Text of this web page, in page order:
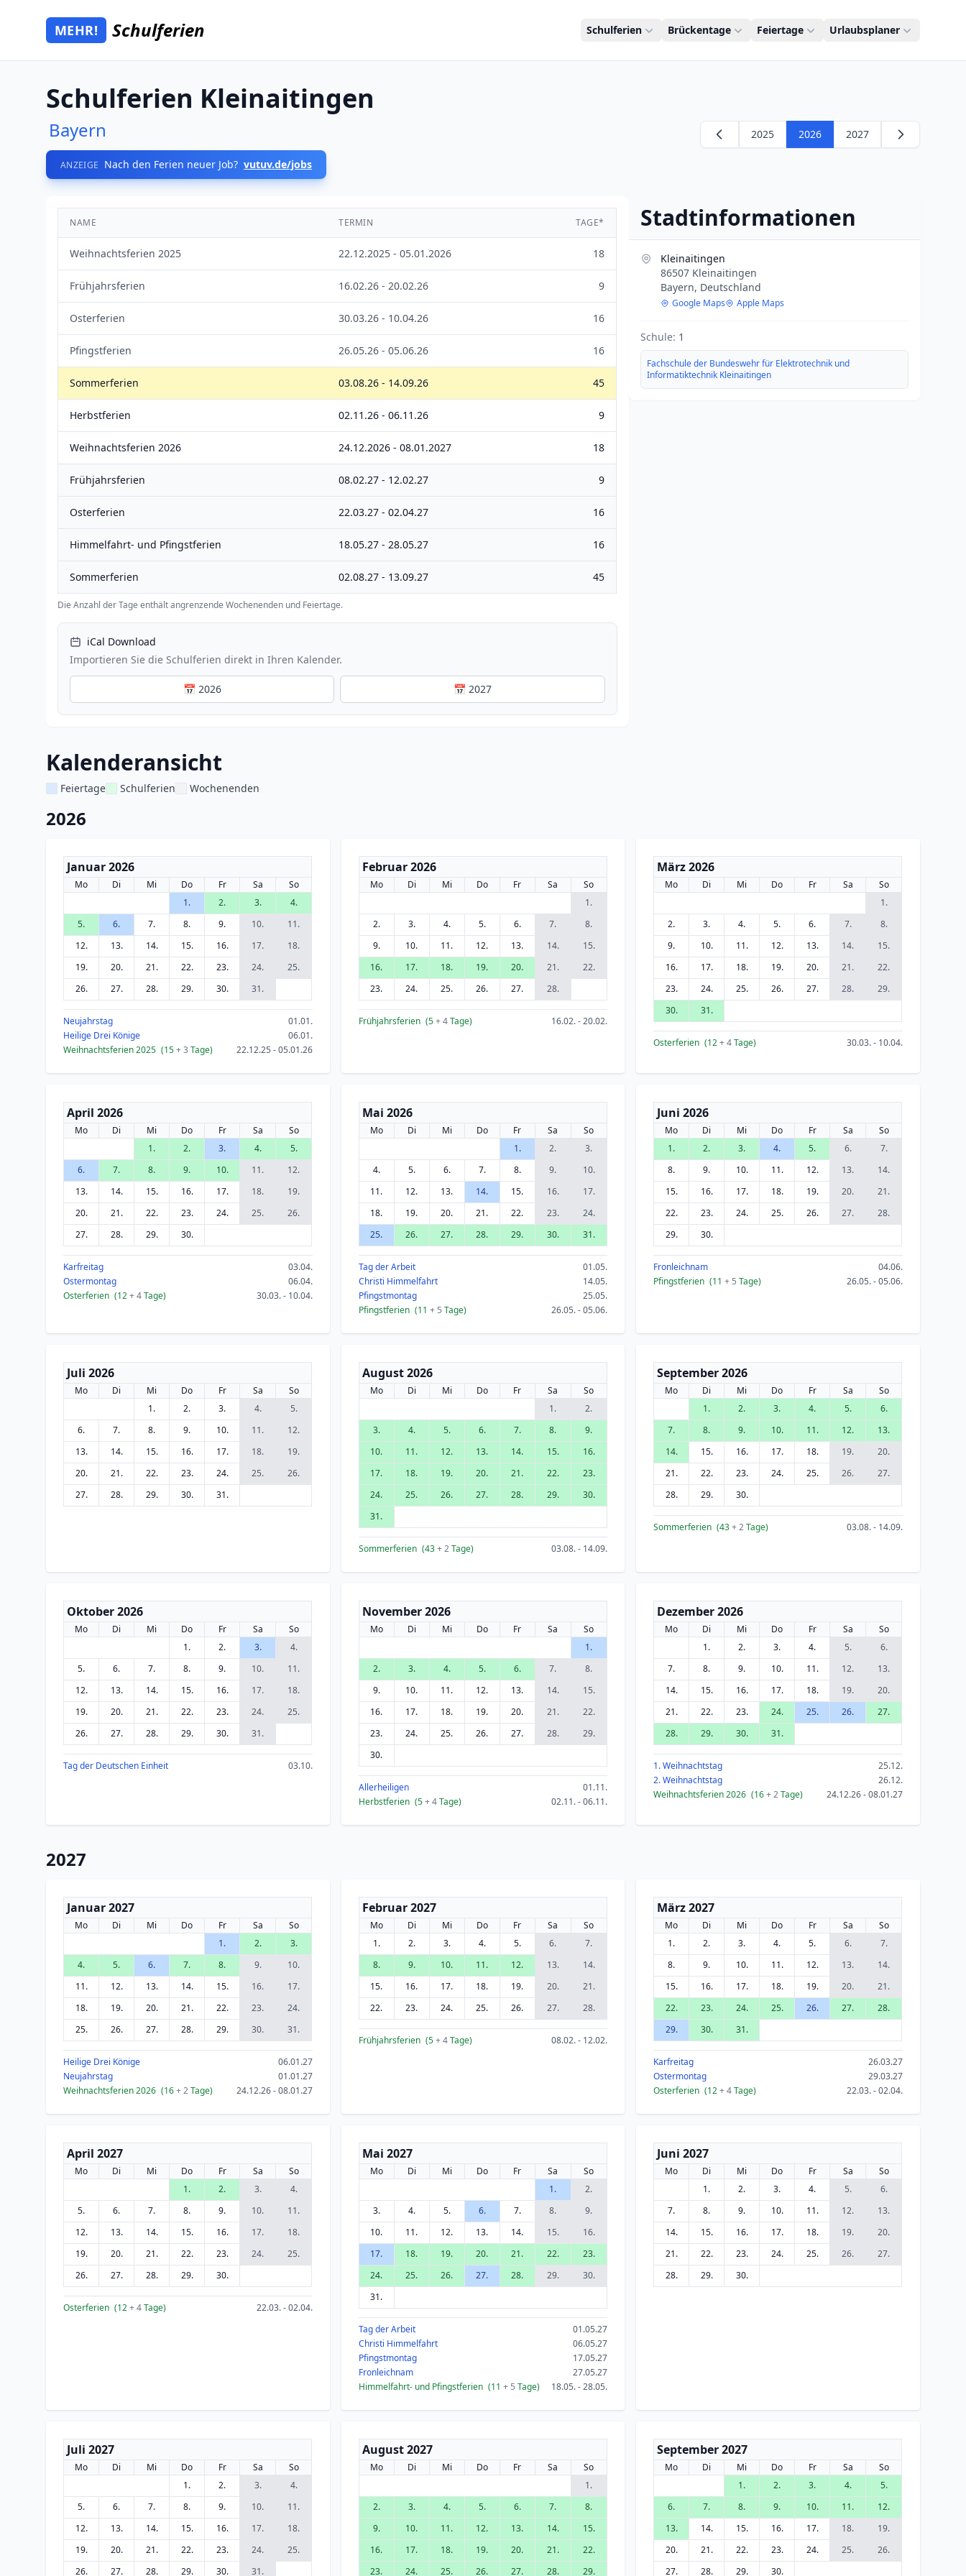
Zum Hauptinhalt springen
Mehr Schulferien
MEHR! Schulferien Schulferien Brückentage Feiertage Urlaubsplaner
Schulferien Kleinaitingen
Bayern
ANZEIGE Nach den Ferien neuer Job? vutuv.de/jobs
2025 2026 2027
NAME TERMIN TAGE*
Weihnachtsferien 2025 22.12.2025 - 05.01.2026 18
Frühjahrsferien 16.02.26 - 20.02.26 9
Osterferien 30.03.26 - 10.04.26 16
Pfingstferien 26.05.26 - 05.06.26 16
Sommerferien 03.08.26 - 14.09.26 45
Herbstferien 02.11.26 - 06.11.26 9
Weihnachtsferien 2026 24.12.2026 - 08.01.2027 18
Frühjahrsferien 08.02.27 - 12.02.27 9
Osterferien 22.03.27 - 02.04.27 16
Himmelfahrt- und Pfingstferien 18.05.27 - 28.05.27 16
Sommerferien 02.08.27 - 13.09.27 45
Die Anzahl der Tage enthält angrenzende Wochenenden und Feiertage.
iCal Download
Importieren Sie die Schulferien direkt in Ihren Kalender.
📅 2026 📅 2027
Stadtinformationen
Kleinaitingen
86507 Kleinaitingen
Bayern, Deutschland
Google Maps Apple Maps
Schule: 1
Fachschule der Bundeswehr für Elektrotechnik und
Informatiktechnik Kleinaitingen
Kalenderansicht
Feiertage Schulferien Wochenenden
2026
Januar 2026
Mo Di Mi Do Fr Sa
So
1.
2. 3.
4.
5.
6. 7. 8. 9. 10.
11.
12.
13. 14. 15. 16. 17.
18.
19.
20. 21. 22. 23. 24.
25.
26.
27. 28. 29. 30. 31.
Neujahrstag
01.01.
Heilige Drei Könige
06.01.
Weihnachtsferien 2025 (15+ 3 Tage) 22.12.25 - 05.01.26
Februar 2026
Mo Di Mi Do Fr Sa
So
1.
2.
3. 4. 5. 6. 7.
8.
9.
10. 11. 12. 13. 14.
15.
16.
17. 18. 19. 20. 21.
22.
23.
24. 25. 26. 27. 28.
Frühjahrsferien (5+ 4Tage) 16.02. - 20.02.
März 2026
Mo Di Mi Do Fr Sa
So
1.
2.
3. 4. 5. 6. 7.
8.
9.
10. 11. 12. 13. 14.
15.
16.
17. 18. 19. 20. 21.
22.
23.
24. 25. 26. 27. 28.
29.
30.
31.
Osterferien (12+ 4Tage) 30.03. - 10.04.
April 2026
Mo Di Mi Do Fr Sa
So
1.
2. 3. 4.
5.
6.
7. 8. 9. 10. 11.
12.
13.
14. 15. 16. 17. 18.
19.
20.
21. 22. 23. 24. 25.
26.
27.
28. 29. 30.
Karfreitag
03.04.
Ostermontag
06.04.
Osterferien (12+ 4Tage) 30.03. - 10.04.
Mai 2026
Mo Di Mi Do Fr Sa
So
1.
2.
3.
4.
5. 6. 7. 8. 9.
10.
11.
12. 13. 14. 15. 16.
17.
18.
19. 20. 21. 22. 23.
24.
25.
26. 27. 28. 29. 30. 31.
Tag der Arbeit
01.05.
Christi Himmelfahrt
14.05.
Pfingstmontag
25.05.
Pfingstferien (11 + 5 Tage) 26.05. - 05.06.
Juni 2026
Mo Di Mi Do Fr Sa
So
1.
2. 3. 4. 5. 6.
7.
8.
9. 10. 11. 12. 13.
14.
15.
16. 17. 18. 19. 20.
21.
22.
23. 24. 25. 26. 27.
28.
29.
30.
Fronleichnam
04.06.
Pfingstferien (11+ 5 Tage) 26.05. - 05.06.
Juli 2026
Mo Di Mi Do Fr Sa
So
1.
2. 3. 4.
5.
6.
7. 8. 9. 10. 11.
12.
13.
14. 15. 16. 17. 18.
19.
20.
21. 22. 23. 24. 25.
26.
27.
28. 29. 30. 31.
August 2026
Mo Di Mi Do Fr Sa
So
1.
2.
3.
4. 5. 6. 7. 8.
9.
10.
11. 12. 13. 14. 15.
16.
17.
18. 19. 20. 21. 22.
23.
24.
25. 26. 27. 28. 29.
30.
31.
Sommerferien (43+ 2Tage) 03.08. - 14.09.
September 2026
Mo Di Mi Do Fr Sa
So
1.
2. 3. 4. 5.
6.
7.
8. 9. 10. 11. 12.
13.
14.
15. 16. 17. 18. 19.
20.
21.
22. 23. 24. 25. 26.
27.
28.
29. 30.
Sommerferien (43+ 2Tage) 03.08. - 14.09.
Oktober 2026
Mo Di Mi Do Fr Sa
So
1.
2. 3.
4.
5.
6. 7. 8. 9. 10.
11.
12.
13. 14. 15. 16. 17.
18.
19.
20. 21. 22. 23. 24.
25.
26.
27. 28. 29. 30. 31.
Tag der Deutschen Einheit 03.10.
November 2026
Mo Di Mi Do Fr Sa
So
1.
2.
3. 4. 5. 6. 7.
8.
9.
10. 11. 12. 13. 14.
15.
16.
17. 18. 19. 20. 21.
22.
23.
24. 25. 26. 27. 28.
29.
30.
Allerheiligen
01.11.
Herbstferien (5+ 4Tage) 02.11. - 06.11.
Dezember 2026
Mo Di Mi Do Fr Sa
So
1.
2. 3. 4. 5.
6.
7.
8. 9. 10. 11. 12.
13.
14.
15. 16. 17. 18. 19.
20.
21.
22. 23. 24. 25. 26.
27.
28.
29. 30. 31.
1. Weihnachtstag
25.12.
2. Weihnachtstag
26.12.
Weihnachtsferien 2026 (16+ 2Tage) 24.12.26 - 08.01.27
2027
Januar 2027
Mo Di Mi Do Fr Sa
So
1.
2.
3.
4.
5. 6. 7. 8. 9.
10.
11.
12. 13. 14. 15. 16.
17.
18.
19. 20. 21. 22. 23.
24.
25.
26. 27. 28. 29. 30. 31.
Heilige Drei Könige
06.01.27
Neujahrstag
01.01.27
Weihnachtsferien 2026 (16+ 2Tage) 24.12.26 - 08.01.27
Februar 2027
Mo Di Mi Do Fr Sa
So
1.
2. 3. 4. 5. 6.
7.
8.
9. 10. 11. 12. 13.
14.
15.
16. 17. 18. 19. 20.
21.
22.
23. 24. 25. 26. 27. 28.
Frühjahrsferien (5+ 4Tage) 08.02. - 12.02.
März 2027
Mo Di Mi Do Fr Sa
So
1.
2. 3. 4. 5. 6.
7.
8.
9. 10. 11. 12. 13.
14.
15.
16. 17. 18. 19. 20.
21.
22.
23. 24. 25. 26. 27.
28.
29.
30. 31.
Karfreitag
26.03.27
Ostermontag
29.03.27
Osterferien (12+ 4Tage) 22.03. - 02.04.
April 2027
Mo Di Mi Do Fr Sa
So
1.
2. 3.
4.
5.
6. 7. 8. 9. 10.
11.
12.
13. 14. 15. 16. 17.
18.
19.
20. 21. 22. 23. 24.
25.
26.
27. 28. 29. 30.
Osterferien (12+ 4Tage) 22.03. - 02.04.
Mai 2027
Mo Di Mi Do Fr Sa
So
1.
2.
3.
4. 5. 6. 7. 8.
9.
10.
11. 12. 13. 14. 15.
16.
17.
18. 19. 20. 21. 22.
23.
24.
25. 26. 27. 28. 29.
30.
31.
Tag der Arbeit
01.05.27
Christi Himmelfahrt
06.05.27
Pfingstmontag
17.05.27
Fronleichnam
27.05.27
Himmelfahrt- und Pfingstferien (11 + 5 Tage) 18.05. - 28.05.
Juni 2027
Mo Di Mi Do Fr Sa
So
1.
2. 3. 4. 5.
6.
7.
8. 9. 10. 11. 12.
13.
14.
15. 16. 17. 18. 19.
20.
21.
22. 23. 24. 25. 26.
27.
28.
29. 30.
Juli 2027
Mo Di Mi Do Fr Sa
So
1.
2. 3.
4.
5.
6. 7. 8. 9. 10.
11.
12.
13. 14. 15. 16. 17.
18.
19.
20. 21. 22. 23. 24.
25.
26.
27. 28. 29. 30. 31.
August 2027
Mo Di Mi Do Fr Sa
So
1.
2.
3. 4. 5. 6. 7.
8.
9.
10. 11. 12. 13. 14.
15.
16.
17. 18. 19. 20. 21.
22.
23.
24. 25. 26. 27. 28. 29.
September 2027
Mo Di Mi Do Fr Sa
So
1.
2. 3. 4.
5.
6.
7. 8. 9. 10. 11.
12.
13.
14. 15. 16. 17. 18.
19.
20.
21. 22. 23. 24. 25.
26.
27.
28. 29. 30.